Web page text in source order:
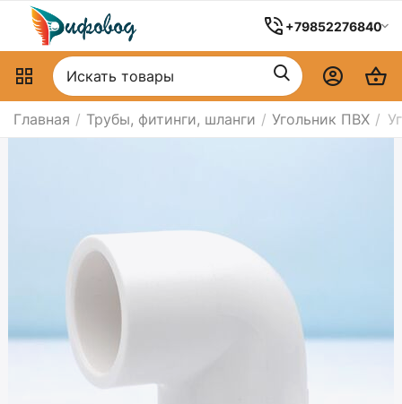
+79852276840
Главная / Трубы, фитинги, шланги / Угольник ПВХ /